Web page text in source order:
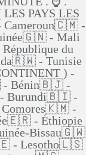
PAYS LES
Cameroun🇨🇲 -
- Mali
du
- Tunisie
) -
- Bénin🇧🇯 -
Burundi🇧🇮 -
-
- Éthiopie
Bissau🇬🇼
- Lesotho🇱🇸